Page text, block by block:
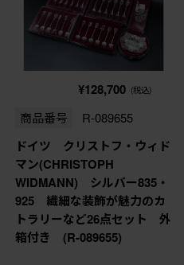
¥128,700 (税込)
商品番号 R-089655
ドイツ クリストフ・ウィド
マン(CHRISTOPH
WIDMANN) シルバー835・
925 繊細な装飾が魅力のカ
トラリーなど26点セット 外
箱付き (R-089655)